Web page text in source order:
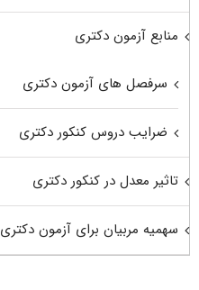
منابع آزمون دکتری
سرفصل های آزمون دکتری
ضرایب دروس کنکور دکتری
تاثیر معدل در کنکور دکتری
سهمیه مربیان برای آزمون دکتری